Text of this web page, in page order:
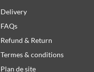
Delivery
FAQs
Refund & Return
Termes & conditions
Plan de site